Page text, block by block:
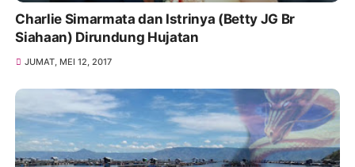
Charlie Simarmata dan Istrinya (Betty JG Br
Siahaan) Dirundung Hujatan
JUMAT, MEI 12, 2017